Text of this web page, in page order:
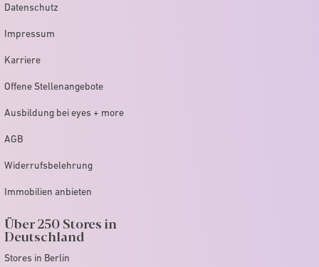
Datenschutz
Impressum
Karriere
Offene Stellenangebote
Ausbildung bei eyes + more
AGB
Widerrufsbelehrung
Immobilien anbieten
Über 250 Stores in
Deutschland
Stores in Berlin